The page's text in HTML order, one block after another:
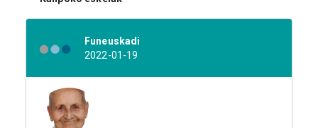
Funeuskadi
2022-01-19